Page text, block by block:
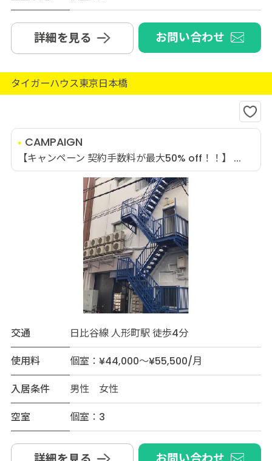
詳細を見る お問い合わせ
タイガーハウス東京日本橋
CAMPAIGN
【キャンペーン 契約手数料が最大50% off！！】 ...
交通
日比谷線 人形町駅 徒歩4分
使用料
個室：¥44,000～¥55,500/月
入居条件
男性 女性
空室
個室：3